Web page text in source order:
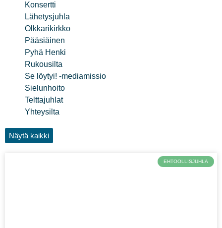
Konsertti
Lähetysjuhla
Olkkarikirkko
Pääsiäinen
Pyhä Henki
Rukousilta
Se löytyi! -mediamissio
Sielunhoito
Telttajuhlat
Yhteysilta
Näytä kaikki
EHTOOLLISJUHLA